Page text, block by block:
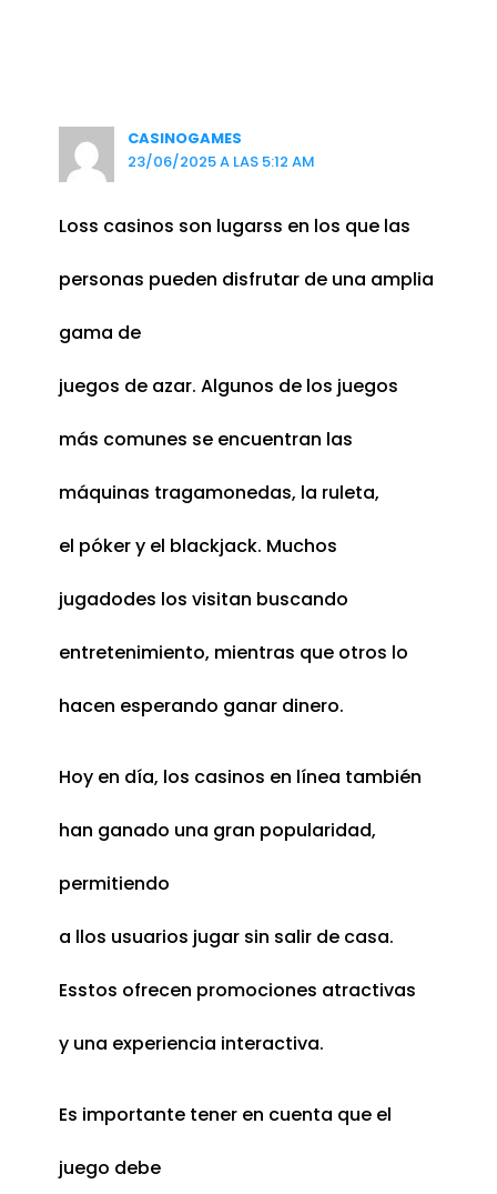
CASINOGAMES
23/06/2025 A LAS 5:12 AM
Loss casinos son lugarss en los que las
personas pueden disfrutar de una amplia
gama de
juegos de azar. Algunos de los juegos
más comunes se encuentran las
máquinas tragamonedas, la ruleta,
el póker y el blackjack. Muchos
jugadodes los visitan buscando
entretenimiento, mientras que otros lo
hacen esperando ganar dinero.
Hoy en día, los casinos en línea también
han ganado una gran popularidad,
permitiendo
a llos usuarios jugar sin salir de casa.
Esstos ofrecen promociones atractivas
y una experiencia interactiva.
Es importante tener en cuenta que el
juego debe